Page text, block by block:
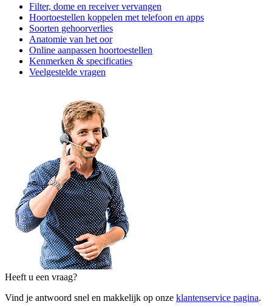
Filter, dome en receiver vervangen
Hoortoestellen koppelen met telefoon en apps
Soorten gehoorverlies
Anatomie van het oor
Online aanpassen hoortoestellen
Kenmerken & specificaties
Veelgestelde vragen
Heeft u een vraag?
Vind je antwoord snel en makkelijk op onze klantenservice pagina.